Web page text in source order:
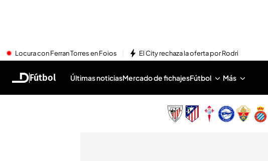
Locura con Ferran Torres en Foios El City rechaza la oferta por Rodri
Fútbol Últimas noticiasMercado de fichajesFútbol Más